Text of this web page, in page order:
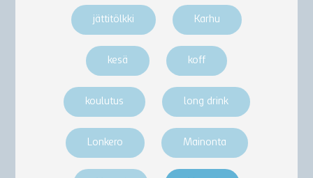
jättitölkki Karhu
kesä koff
koulutus long drink
Lonkero Mainonta